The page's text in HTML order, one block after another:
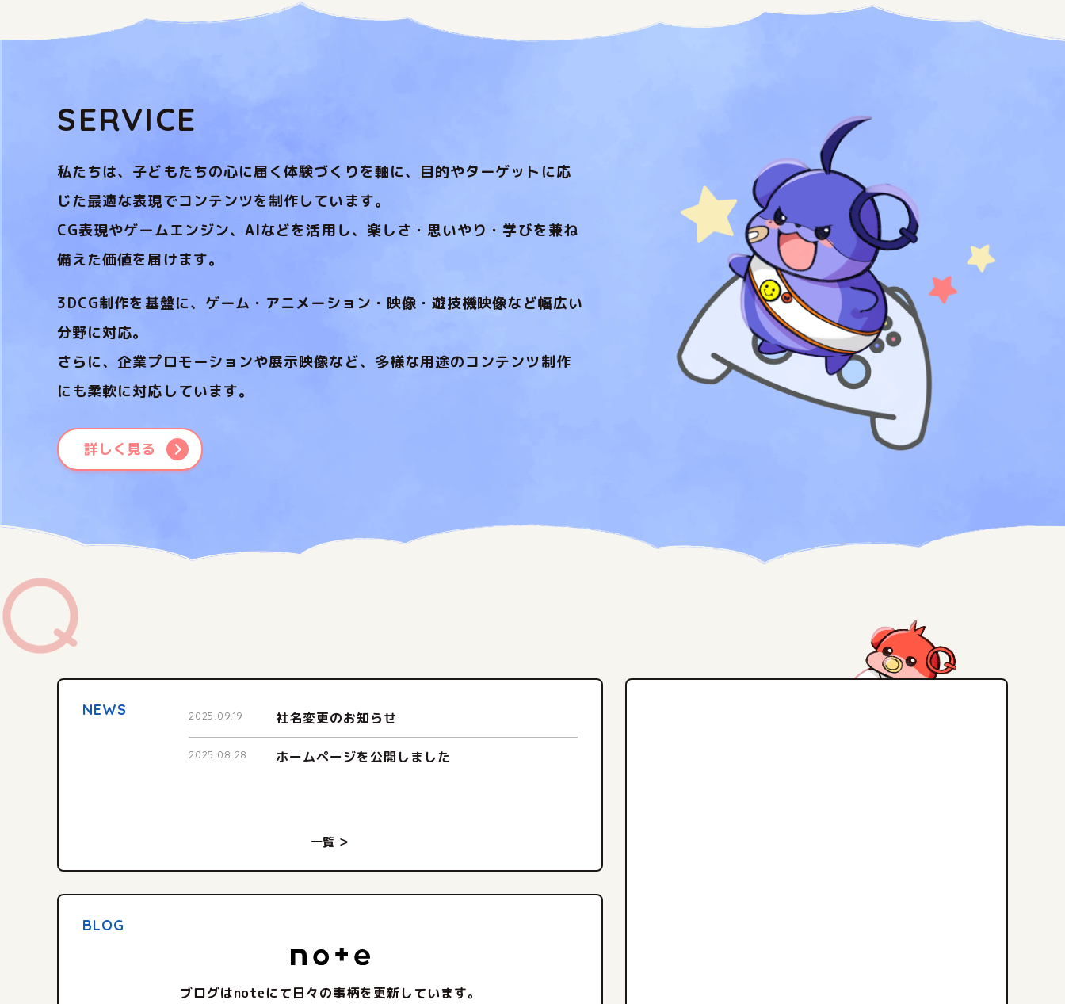
SERVICE
私たちは、子どもたちの心に届く体験づくりを軸に、目的やターゲットに応
じた最適な表現でコンテンツを制作しています。
CG表現やゲームエンジン、AIなどを活用し、楽しさ・思いやり・学びを兼ね
備えた価値を届けます。
3DCG制作を基盤に、ゲーム・アニメーション・映像・遊技機映像など幅広い
分野に対応。
さらに、企業プロモーションや展示映像など、多様な用途のコンテンツ制作
にも柔軟に対応しています。
詳しく見る
NEWS 2025.09.19 社名変更のお知らせ
2025.08.28 ホームページを公開しました
一覧 ＞
BLOG
ブログはnoteにて日々の事柄を更新しています。